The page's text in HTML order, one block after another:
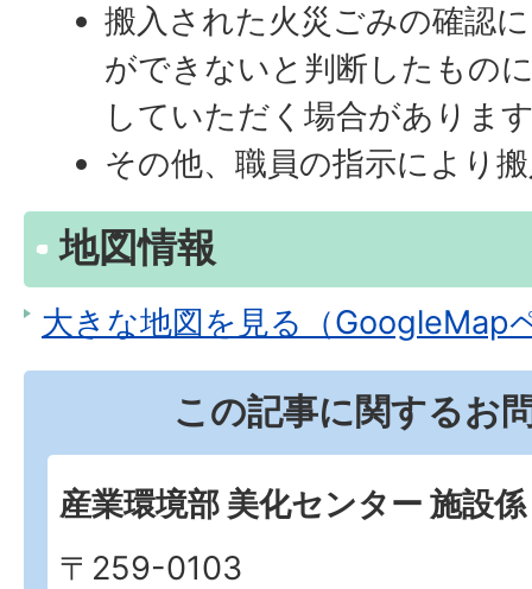
搬入された火災ごみの確認
ができないと判断したもの
していただく場合がありま
その他、職員の指示により
地図情報
大きな地図を見る（GoogleMap
この記事に関するお
産業環境部 美化センター 施設係
〒259-0103